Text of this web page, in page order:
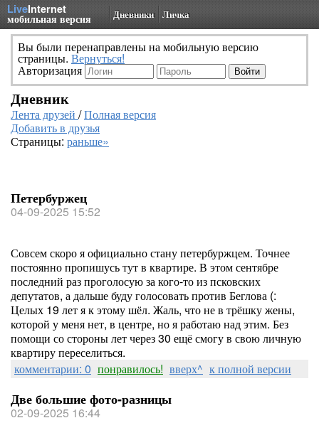
LiveInternet
мобильная версия Дневники Личка
Вы были перенаправлены на мобильную версию
страницы. Вернуться!
Авторизация
Дневник
Лента друзей /Полная версия
Добавить в друзья
Страницы: раньше»
Петербуржец
04-09-2025 15:52
Совсем скоро я официально стану петербуржцем. Точнее
постоянно пропишусь тут в квартире. В этом сентябре
последний раз проголосую за кого-то из псковских
депутатов, а дальше буду голосовать против Беглова (:
Целых 19 лет я к этому шёл. Жаль, что не в трёшку жены,
которой у меня нет, в центре, но я работаю над этим. Без
помощи со стороны лет через 30 ещё смогу в свою личную
квартиру переселиться.
комментарии: 0 понравилось! вверх^ к полной версии
Две большие фото-разницы
02-09-2025 16:44